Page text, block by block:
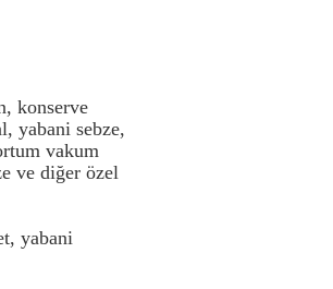
konserve
yabani sebze,
vakum
ve diğer özel
yabani